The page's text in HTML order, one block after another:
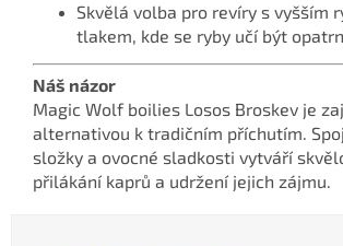
Skvělá volba pro revíry s vyšším
tlakem, kde se ryby učí být
Náš názor
Magic Wolf boilies Losos Broskev je
alternativou k tradičním příchutím.
složky a ovocné sladkosti vytváří
přilákání kaprů a udržení jejich zájmu.